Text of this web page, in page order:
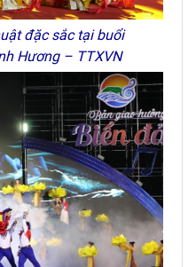
đặc sắc tại buổi
Hương – TTXVN